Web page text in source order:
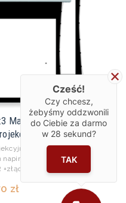
Matt White HD Pro
z linii profesjo...
z linii profesjonalnej
i zintegrowanym
zł
Cześć!
Czy chcesz,
żebyśmy oddzwonili
do Ciebie za darmo
w 28 sekund?
TAK